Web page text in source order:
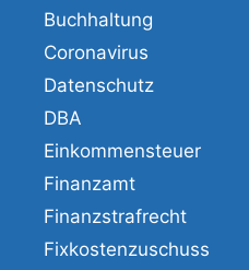
Buchhaltung
Coronavirus
Datenschutz
DBA
Einkommensteuer
Finanzamt
Finanzstrafrecht
Fixkostenzuschuss